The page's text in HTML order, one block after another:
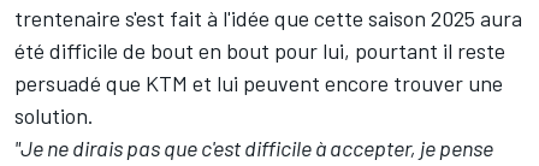
trentenaire s'est fait à l'idée que cette saison 2025 aura
été difficile de bout en bout pour lui, pourtant il reste
persuadé que KTM et lui peuvent encore trouver une
solution.
"Je ne dirais pas que c'est difficile à accepter, je pense